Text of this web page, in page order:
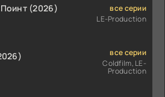
(2026)
все серии
LE-Production
все серии
Coldfilm, LE-
Production